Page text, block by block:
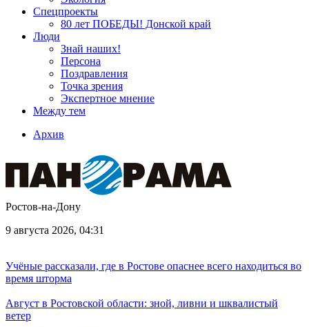
Спецпроекты
80 лет ПОБЕДЫ! Донской край
Люди
Знай наших!
Персона
Поздравления
Точка зрения
Экспертное мнение
Между тем
Архив
Ростов-на-Дону
9 августа 2026, 04:31
Учёные рассказали, где в Ростове опаснее всего находиться во
время шторма
Август в Ростовской области: зной, ливни и шквалистый
ветер